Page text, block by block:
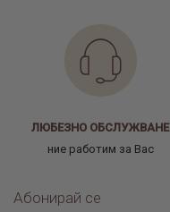
ЛЮБЕЗНО ОБСЛУЖВАНЕ
ние работим за Вас
Абонирай се